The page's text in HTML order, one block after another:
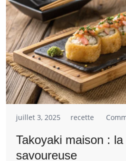
juillet 3, 2025 recette
Takoyaki maison :
savoureuse